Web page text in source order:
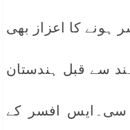
ہونے کا اعزاز بھی
سے قبل ہندستان
سی۔ایس افسر کے